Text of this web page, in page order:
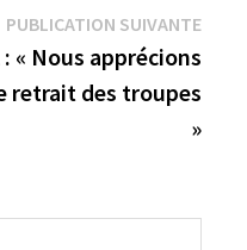
PUBLICATION SUIVANTE
« Nous apprécions
retrait des troupes
»